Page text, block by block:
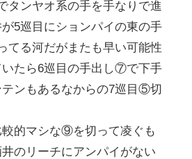
タンヤオ系の手を手なりで進
5巡目にションパイの東の手
てる河だがまたも早い可能性
いたら6巡目の手出し⑦で下手
テンもあるなからの7巡目⑤切
的マシな⑨を切って凌ぐも
のリーチにアンパイがない